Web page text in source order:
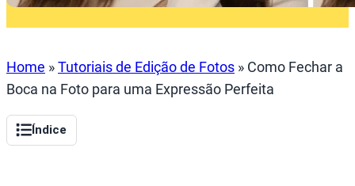
Home »Tutoriais de Edição de Fotos » Como Fechar a
Boca na Foto para uma Expressão Perfeita
Índice